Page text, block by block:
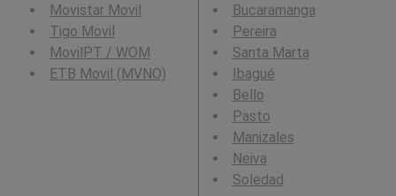
Movistar Movil
Tigo Movil
MovilPT / WOM
ETB Movil (MVNO)
Bucaramanga
Pereira
Santa Marta
Ibagué
Bello
Pasto
Manizales
Neiva
Soledad